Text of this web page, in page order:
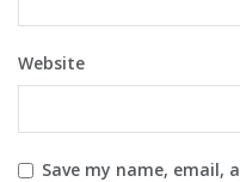
Website
Save my name, email,